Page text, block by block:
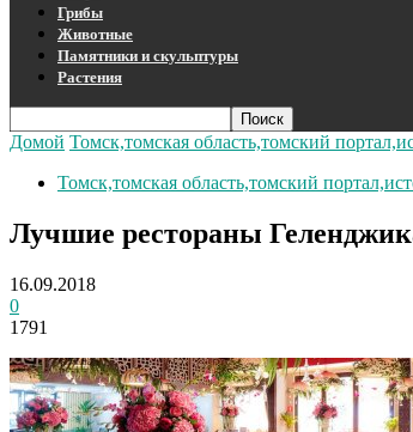
Грибы
Животные
Памятники и скульптуры
Растения
Домой Томск,томская область,томский
Томск,томская область,томский
Лучшие рестораны
16.09.2018
0
1791